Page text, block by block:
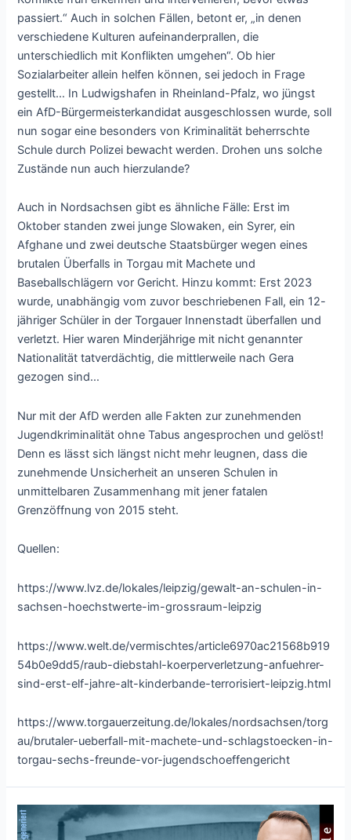
passiert.“ Auch in solchen Fällen, betont er, „in denen
verschiedene Kulturen aufeinanderprallen, die
unterschiedlich mit Konflikten umgehen“. Ob hier
Sozialarbeiter allein helfen können, sei jedoch in Frage
gestellt… In Ludwigshafen in Rheinland-Pfalz, wo jüngst
ein AfD-Bürgermeisterkandidat ausgeschlossen wurde, soll
nun sogar eine besonders von Kriminalität beherrschte
Schule durch Polizei bewacht werden. Drohen uns solche
Zustände nun auch hierzulande?
Auch in Nordsachsen gibt es ähnliche Fälle: Erst im
Oktober standen zwei junge Slowaken, ein Syrer, ein
Afghane und zwei deutsche Staatsbürger wegen eines
brutalen Überfalls in Torgau mit Machete und
Baseballschlägern vor Gericht. Hinzu kommt: Erst 2023
wurde, unabhängig vom zuvor beschriebenen Fall, ein 12-
jähriger Schüler in der Torgauer Innenstadt überfallen und
verletzt. Hier waren Minderjährige mit nicht genannter
Nationalität tatverdächtig, die mittlerweile nach Gera
gezogen sind…
Nur mit der AfD werden alle Fakten zur zunehmenden
Jugendkriminalität ohne Tabus angesprochen und gelöst!
Denn es lässt sich längst nicht mehr leugnen, dass die
zunehmende Unsicherheit an unseren Schulen in
unmittelbaren Zusammenhang mit jener fatalen
Grenzöffnung von 2015 steht.
Quellen:
https://www.lvz.de/lokales/leipzig/gewalt-an-schulen-in-
sachsen-hoechstwerte-im-grossraum-leipzig
https://www.welt.de/vermischtes/article6970ac21568b919
54b0e9dd5/raub-diebstahl-koerperverletzung-anfuehrer-
sind-erst-elf-jahre-alt-kinderbande-terrorisiert-leipzig.html
https://www.torgauerzeitung.de/lokales/nordsachsen/torg
au/brutaler-ueberfall-mit-machete-und-schlagstoecken-in-
torgau-sechs-freunde-vor-jugendschoeffengericht